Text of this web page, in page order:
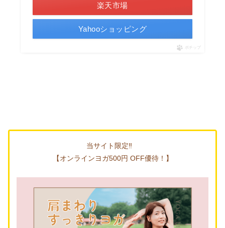
楽天市場
Yahooショッピング
ポチップ
当サイト限定‼
【オンラインヨガ500円 OFF優待！】